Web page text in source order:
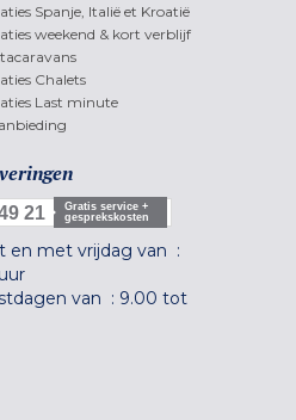
Spanje, Italië et Kroatië
weekend & kort verblijf
Chalets
Last minute
21
Gratis service +
gesprekskosten
en met vrijdag van :
van : 9.00 tot